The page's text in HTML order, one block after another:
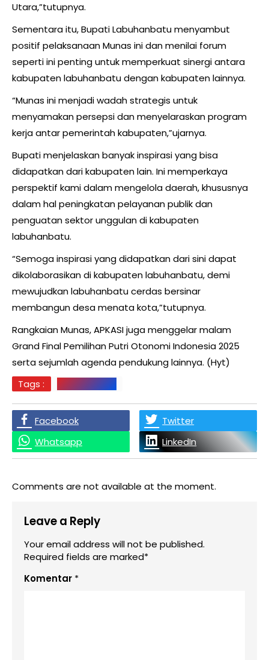
Utara,”tutupnya.
Sementara itu, Bupati Labuhanbatu menyambut
positif pelaksanaan Munas ini dan menilai forum
seperti ini penting untuk memperkuat sinergi antara
kabupaten labuhanbatu dengan kabupaten lainnya.
“Munas ini menjadi wadah strategis untuk
menyamakan persepsi dan menyelaraskan program
kerja antar pemerintah kabupaten,”ujarnya.
Bupati menjelaskan banyak inspirasi yang bisa
didapatkan dari kabupaten lain. Ini memperkaya
perspektif kami dalam mengelola daerah, khususnya
dalam hal peningkatan pelayanan publik dan
penguatan sektor unggulan di kabupaten
labuhanbatu.
“Semoga inspirasi yang didapatkan dari sini dapat
dikolaborasikan di kabupaten labuhanbatu, demi
mewujudkan labuhanbatu cerdas bersinar
membangun desa menata kota,”tutupnya.
Rangkaian Munas, APKASI juga menggelar malam
Grand Final Pemilihan Putri Otonomi Indonesia 2025
serta sejumlah agenda pendukung lainnya. (Hyt)
Tags :
Facebook
Twitter
Whatsapp
LinkedIn
Comments are not available at the moment.
Leave a Reply
Your email address will not be published.
Required fields are marked*
Komentar *